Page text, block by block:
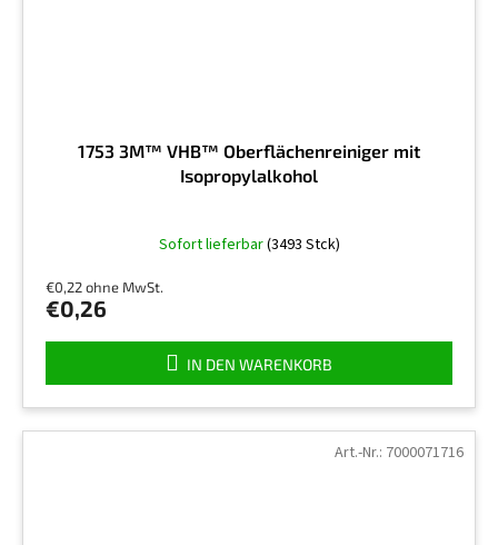
1753 3M™ VHB™ Oberflächenreiniger mit
Isopropylalkohol
durchschnittliche
von
5
Sternen.
Sofort lieferbar(3493 Stck)
€0,22 ohne MwSt.
€0,26
IN DEN WARENKORB
Art.-Nr.: 7000071716